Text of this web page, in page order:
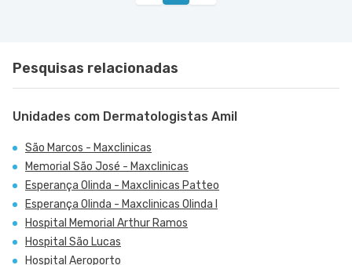
Pesquisas relacionadas
Unidades com Dermatologistas Amil
São Marcos - Maxclinicas
Memorial São José - Maxclinicas
Esperança Olinda - Maxclinicas Patteo
Esperança Olinda - Maxclinicas Olinda I
Hospital Memorial Arthur Ramos
Hospital São Lucas
Hospital Aeroporto